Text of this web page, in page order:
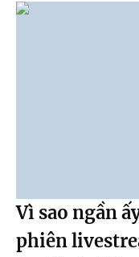
Vì sao ngần
phiên